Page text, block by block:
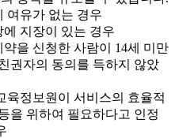
여유가 없는 경우
에 지장이 있는 경우
약을 신청한 사람이 14세 미만
권자의 동의를 득하지 않았
육정보원이 서비스의 효율적
을 위하여 필요하다고 인정